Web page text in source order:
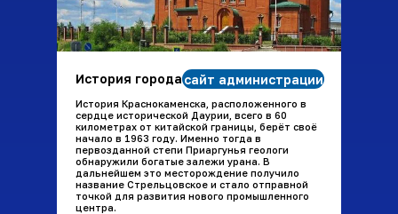
История городасайт администрации
История Краснокаменска, расположенного в
сердце исторической Даурии, всего в 60
километрах от китайской границы, берёт своё
начало в 1963 году. Именно тогда в
первозданной степи Приаргунья геологи
обнаружили богатые залежи урана. В
дальнейшем это месторождение получило
название Стрельцовское и стало отправной
точкой для развития нового промышленного
центра.